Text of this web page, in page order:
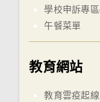
學校申訴專
午餐菜單
教育網站
教育雲疫起